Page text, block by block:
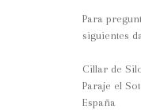
Para
siguientes
Cillar de
Paraje el
España